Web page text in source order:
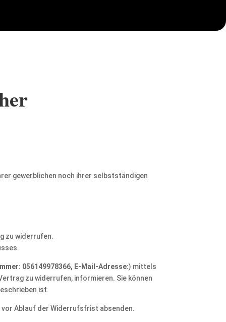
gewerblichen noch ihrer selbstständigen
zu widerrufen.
056149978366, E-Mail-Adresse:) mittels
zu widerrufen, informieren. Sie können
ist.
Ablauf der Widerrufsfrist absenden.